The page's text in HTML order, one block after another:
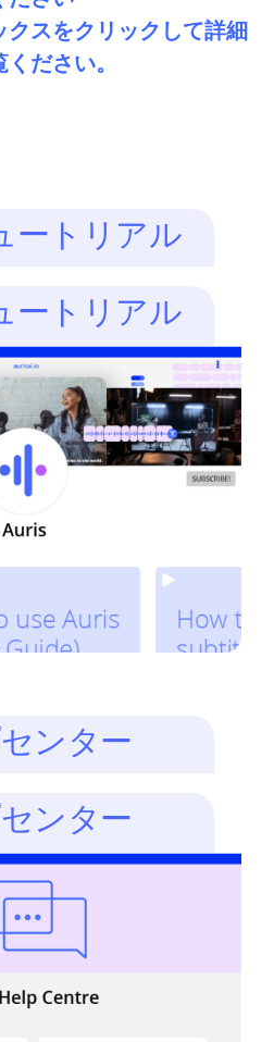
クスをクリックして詳細
ださい。
ートリアル
ートリアル
ンター
ンター